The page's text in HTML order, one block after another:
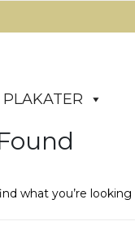
PLAKATER
what you’re